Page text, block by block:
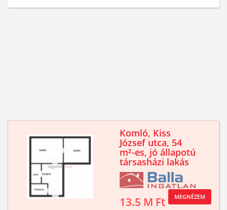
Komló, Kiss
József utca, 54
m²-es, jó állapotú
társasházi lakás
13.5 M Ft MEGNÉZEM